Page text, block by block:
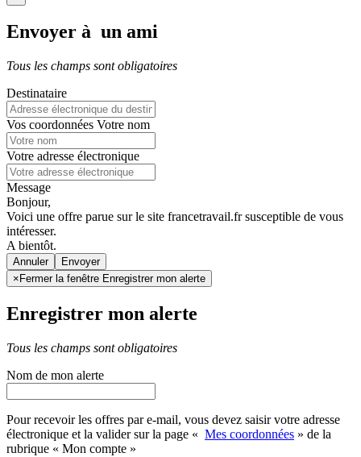
Envoyer à un ami
Tous les champs sont obligatoires
Destinataire
Vos coordonnées Votre nom
Votre adresse électronique
Message
Bonjour,
Voici une offre parue sur le site francetravail.fr susceptible de vous
intéresser.
A bientôt.
Annuler
× Fermer la fenêtre Enregistrer mon alerte
Enregistrer mon alerte
Tous les champs sont obligatoires
Nom de mon alerte
Pour recevoir les offres par e-mail, vous devez saisir votre adresse
électronique et la valider sur la page « Mes coordonnées » de la
rubrique « Mon compte »